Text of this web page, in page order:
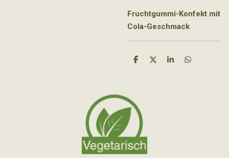
Fruchtgummi-Konfekt mit
Cola-Geschmack
T
T
T
T